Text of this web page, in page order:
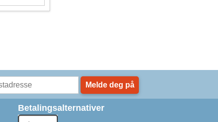
Melde deg på
Betalingsalternativer